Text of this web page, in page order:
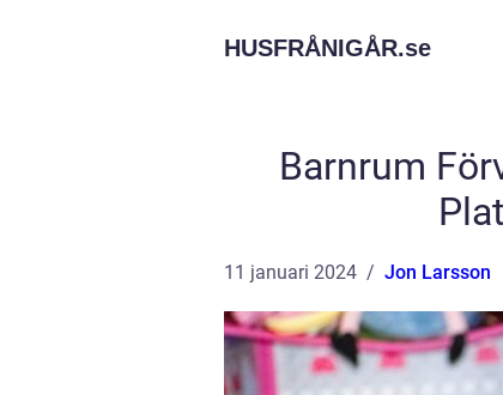
HUSFRÅNIGÅR.se
Barnrum
11 januari 2024 Jon Larsson